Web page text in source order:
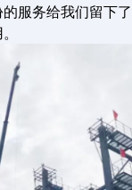
服务给我们留下